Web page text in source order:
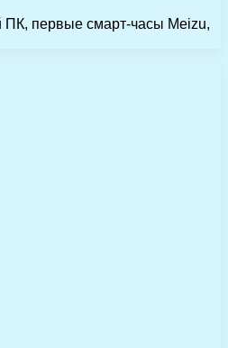
ПК, первые смарт-часы Meizu,